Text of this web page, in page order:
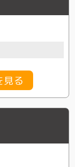
見る